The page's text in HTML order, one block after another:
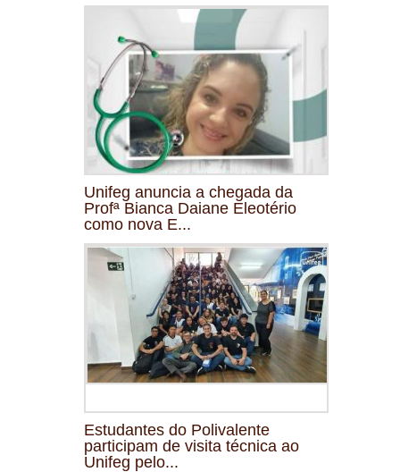
Unifeg anuncia a chegada da
Profª Bianca Daiane Eleotério
como nova E...
Estudantes do Polivalente
participam de visita técnica ao
Unifeg pelo...